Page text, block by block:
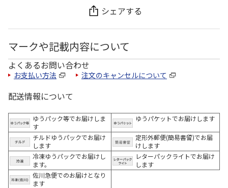
シェアする
マークや記載内容について
よくあるお問い合わせ
お支払い方法 注文のキャンセルについて
配送情報について
ゆうパック等でお届けしま
す
ゆうパケットでお届けします
チルドゆうパックでお届け
します
定形外郵便(簡易書留)でお届
けします
冷凍ゆうパックでお届けし
ます。
レターパックライトでお届け
します
佐川急便でのお届けとなり
ます